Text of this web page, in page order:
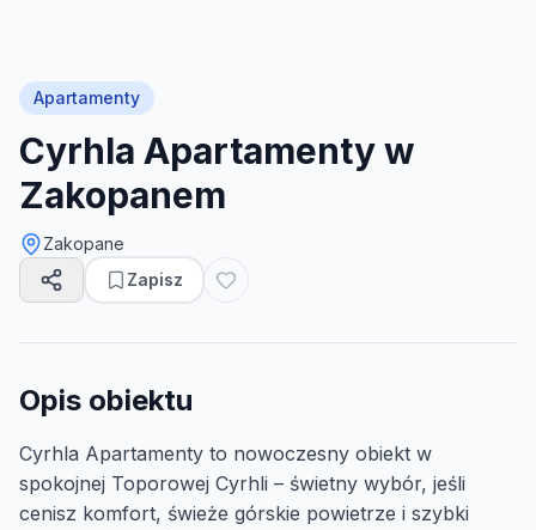
Apartamenty
Cyrhla Apartamenty w
Zakopanem
Zakopane
Zapisz
Opis obiektu
Cyrhla Apartamenty to nowoczesny obiekt w
spokojnej Toporowej Cyrhli – świetny wybór, jeśli
cenisz komfort, świeże górskie powietrze i szybki